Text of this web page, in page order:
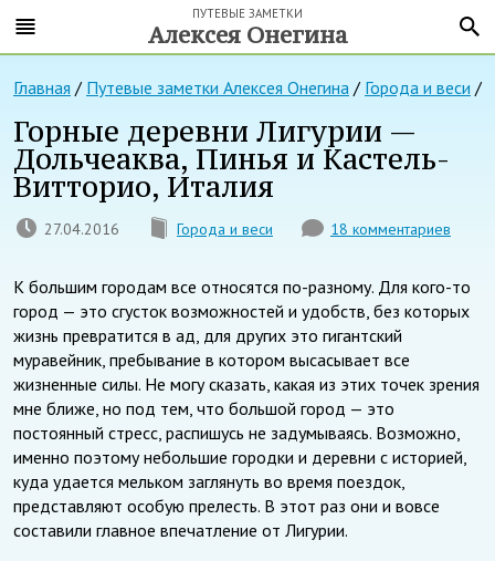
ПУТЕВЫЕ ЗАМЕТКИ
Алексея Онегина
Главная / Путевые заметки Алексея Онегина / Города и веси /
Горные деревни Лигурии —
Дольчеаква, Пинья и Кастель-
Витторио, Италия
27.04.2016 Города и веси 18 комментариев
К большим городам все относятся по-разному. Для кого-то
город — это сгусток возможностей и удобств, без которых
жизнь превратится в ад, для других это гигантский
муравейник, пребывание в котором высасывает все
жизненные силы. Не могу сказать, какая из этих точек зрения
мне ближе, но под тем, что большой город — это
постоянный стресс, распишусь не задумываясь. Возможно,
именно поэтому небольшие городки и деревни с историей,
куда удается мельком заглянуть во время поездок,
представляют особую прелесть. В этот раз они и вовсе
составили главное впечатление от Лигурии.